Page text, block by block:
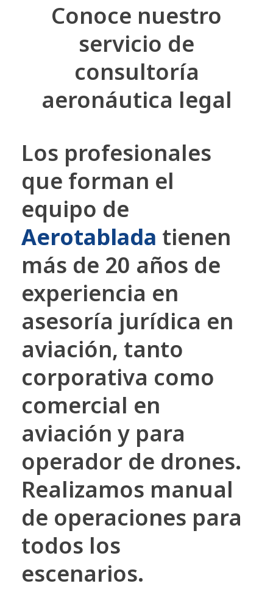
Conoce nuestro
servicio de
consultoría
aeronáutica legal
Los profesionales
que forman el
equipo de
Aerotablada tienen
más de 20 años de
experiencia en
asesoría jurídica en
aviación, tanto
corporativa como
comercial en
aviación y para
operador de drones.
Realizamos manual
de operaciones para
todos los
escenarios.